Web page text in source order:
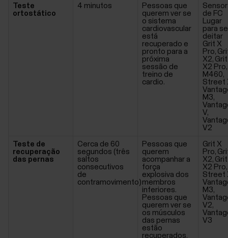
Teste
ortostático
4 minutos
Pessoas que
querem ver se
o sistema
cardiovascular
está
recuperado e
pronto para a
próxima
sessão de
treino de
cardio.
Sensor
de FC
Lugar
para se
deitar
Grit X
Pro,
X2, Grit
X2 Pro,
M460,
Street
M3,
V,
V2
Teste de
recuperação
das pernas
Cerca de 60
segundos (três
saltos
consecutivos
de
contramovimento)
Pessoas que
querem
acompanhar a
força
explosiva dos
membros
inferiores.
Pessoas que
querem ver se
os músculos
das pernas
estão
recuperados.
Grit X
Pro,
X2, Grit
X2 Pro,
Street
M3,
V2,
V3